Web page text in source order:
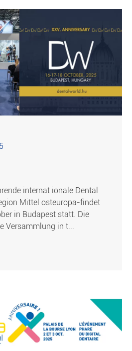
internat ionale Dental
Mittel osteuropa-findet
in Budapest statt. Die
Versammlung in t...